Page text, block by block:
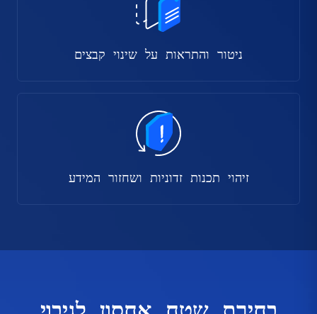
ניטור והתראות על שינוי קבצים
זיהוי תכנות זדוניות ושחזור המידע